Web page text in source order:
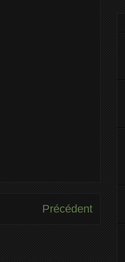
Précédent